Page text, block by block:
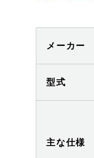
メーカー
型式
主な仕様